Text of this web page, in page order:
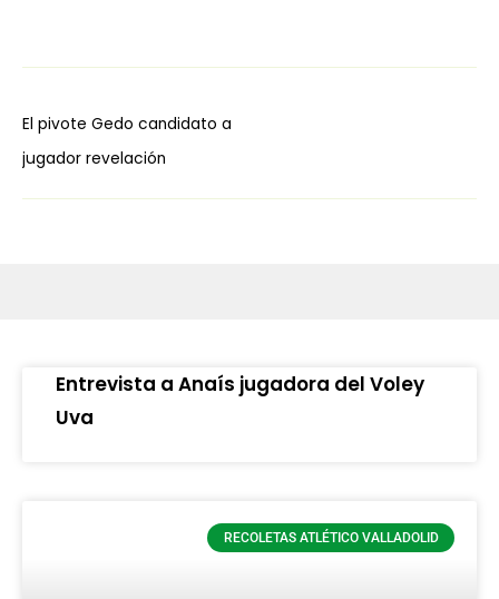
El pivote Gedo candidato a
jugador revelación
Entrevista a Anaís jugadora del Voley
Uva
RECOLETAS ATLÉTICO VALLADOLID